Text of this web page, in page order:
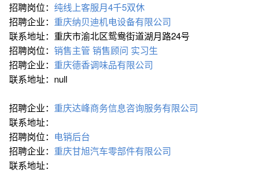
招聘岗位： 纯线上客服月4千5双休
招聘企业： 重庆纳贝迪机电设备有限公司
联系地址：重庆市渝北区鸳鸯街道湖月路24号
招聘岗位： 销售主管 销售顾问 实习生
招聘企业： 重庆德香调味品有限公司
联系地址：null
招聘企业： 重庆达峰商务信息咨询服务有限公司
联系地址：
招聘岗位： 电销后台
招聘企业： 重庆甘旭汽车零部件有限公司
联系地址：